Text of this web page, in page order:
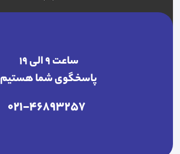
ساعت ۹ الی ۱۹
پاسخگوی شما هستیم
021-46893257